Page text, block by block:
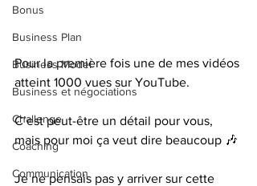
Bonus
Business Plan
Business Model
Business et négociations
Challenge
Coaching
Communication
Pour la première fois une de mes vidéos
atteint 1000 vues sur YouTube.
C’est peut-être un détail pour vous,
mais pour moi ça veut dire beaucoup 🎶
Je ne pensais pas y arriver sur cette